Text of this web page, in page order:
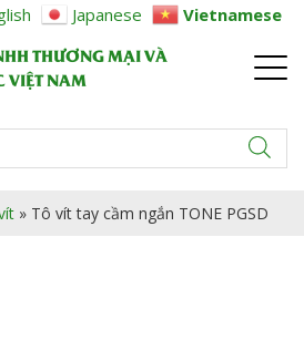
THƯƠNG MẠI VÀ
VIỆT NAM
» Tô vít tay cầm ngắn TONE PGSD
Japanese Vietnamese